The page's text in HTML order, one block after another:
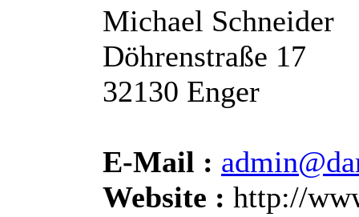
Michael Schneider
Döhrenstraße 17
32130 Enger
E-Mail :
Website : http://